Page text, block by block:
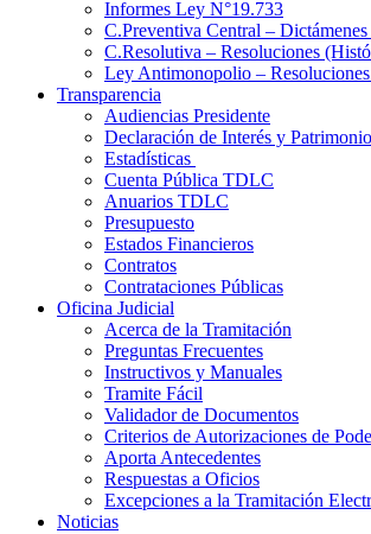
Informes Ley N°19.733
C.Preventiva Central –
C.Resolutiva – Resoluciones
Ley Antimonopolio –
Transparencia
Audiencias Presidente
Declaración de Interés y Patrimonio
Estadísticas
Cuenta Pública TDLC
Anuarios TDLC
Presupuesto
Estados Financieros
Contratos
Contrataciones Públicas
Oficina Judicial
Acerca de la Tramitación
Preguntas Frecuentes
Instructivos y Manuales
Tramite Fácil
Validador de Documentos
Criterios de Autorizaciones de
Aporta Antecedentes
Respuestas a Oficios
Excepciones a la Tramitación
Noticias